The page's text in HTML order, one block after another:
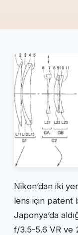
Nikon’dan iki
lens için patent
Japonya’da
f/3.5-5.6 VR ve